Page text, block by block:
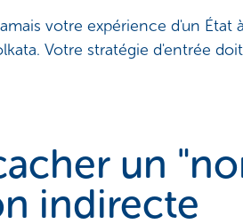
votre expérience d'un État
Votre stratégie d'entrée
un
indirecte